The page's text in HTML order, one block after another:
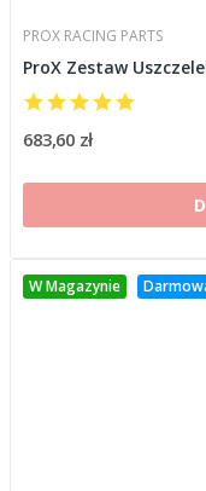
PROX RACING PARTS
ProX Zestaw
683,60 zł
W Magazynie